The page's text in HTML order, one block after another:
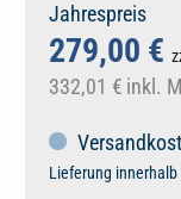
Jahrespreis
279,00 €
332,01 € inkl.
Lieferung